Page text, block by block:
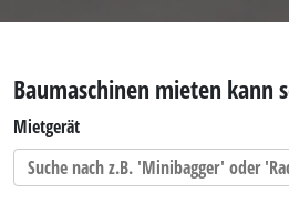
Baumaschinen mieten kann
Mietgerät